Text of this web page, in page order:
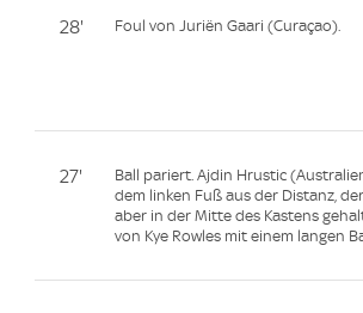
28' Foul von Juriën Gaari (Curaçao).
27'
Ball pariert. Ajdin Hrustic
dem linken Fuß aus der Distanz,
aber in der Mitte des Kastens
von Kye Rowles mit einem langen